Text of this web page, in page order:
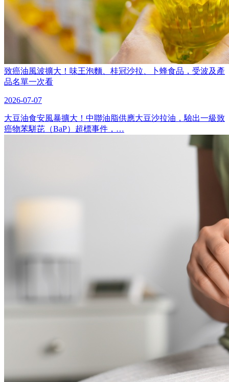
致癌油風波擴大！味王泡麵、桂冠沙拉、卜蜂食品，受波及產
品名單一次看
2026-07-07
大豆油食安風暴擴大！中聯油脂供應大豆沙拉油，驗出一級致
癌物苯駢芘（BaP）超標事件，…